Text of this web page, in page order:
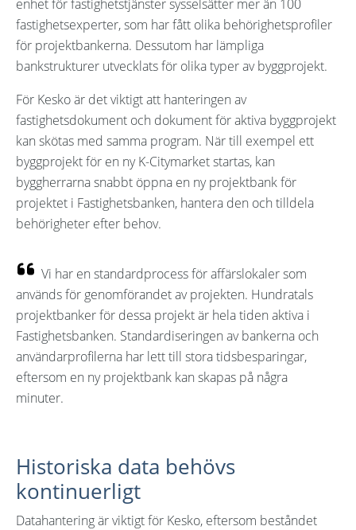
enhet för fastighetstjänster sysselsätter mer än 100
fastighetsexperter, som har fått olika behörighetsprofiler
för projektbankerna. Dessutom har lämpliga
bankstrukturer utvecklats för olika typer av byggprojekt.
För Kesko är det viktigt att hanteringen av
fastighetsdokument och dokument för aktiva byggprojekt
kan skötas med samma program. När till exempel ett
byggprojekt för en ny K-Citymarket startas, kan
byggherrarna snabbt öppna en ny projektbank för
projektet i Fastighetsbanken, hantera den och tilldela
behörigheter efter behov.
Vi har en standardprocess för affärslokaler som
används för genomförandet av projekten. Hundratals
projektbanker för dessa projekt är hela tiden aktiva i
Fastighetsbanken. Standardiseringen av bankerna och
användarprofilerna har lett till stora tidsbesparingar,
eftersom en ny projektbank kan skapas på några
minuter.
Historiska data behövs
kontinuerligt
Datahantering är viktigt för Kesko, eftersom beståndet